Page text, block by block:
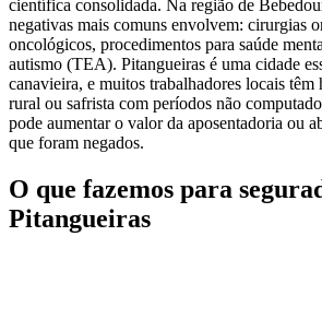
científica consolidada. Na região de
negativas mais comuns envolvem: cirurgias
oncológicos, procedimentos para saúde
autismo (TEA). Pitangueiras é uma cidade
canavieira, e muitos trabalhadores locais
rural ou safrista com períodos não
pode aumentar o valor da aposentadoria ou
que foram negados.
O que fazemos para
Pitangueiras